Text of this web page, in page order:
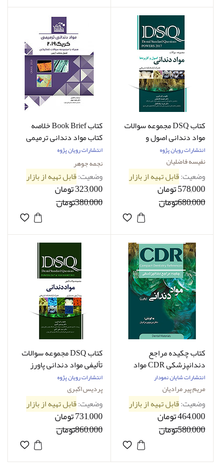
کتاب DSQ مجموعه سوالات
مواد دندانی اصول و
فاضلیان
انتشارات رویان پژوه
نفیسه فاضلیان
وضعیت:قابل تهیه از بازار
578,000 تومان
680,000تومان
کتاب Book Brief خلاصه
کتاب مواد دندانی ترمیمی
کریگ 2019 نجمه جوهر
انتشارات رویان پژوه
نجمه جوهر
وضعیت:قابل تهیه از بازار
323,000 تومان
380,000تومان
کتاب چکیده مراجع
دندانپزشکی CDR مواد
دندانی پاورز مریم پیر
مرادیان
انتشارات شایان نمودار
مریم پیر مرادیان
وضعیت:قابل تهیه از بازار
464,000 تومان
580,000تومان
کتاب DSQ مجموعه سوالات
تألیفی مواد دندانی پاورز
آزمون دستیاری
انتشارات رویان پژوه
پردیس اکبری
وضعیت:قابل تهیه از بازار
731,000 تومان
860,000تومان